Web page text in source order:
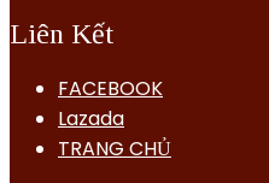
Liên Kết
FACEBOOK
Lazada
TRANG CHỦ